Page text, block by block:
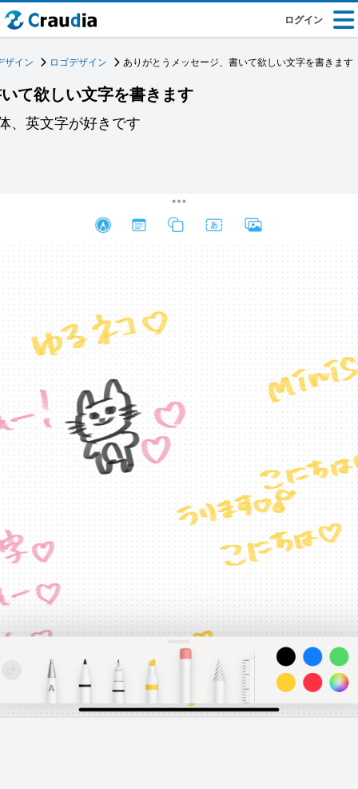
ログイン
ザイン ロゴデザイン ありがとうメッセージ、書いて欲しい文字を書きます
て欲しい文字を書きます
、英文字が好きです